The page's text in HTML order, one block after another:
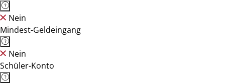
Nein
Mindest-Geldeingang
Nein
Schüler-Konto